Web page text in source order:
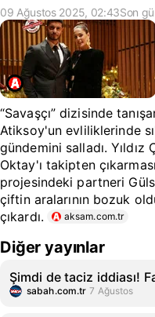
09 Ağustos 2025, 02:43Son
“Savaşçı” dizisinde
Atiksoy'un evliliklerinde
gündemini salladı.
Oktay'ı takipten
projesindeki partneri
çiftin aralarının bozuk
çıkardı.
aksam.com.tr
Diğer yayınlar
Şimdi de taciz iddiası!
sabah.com.tr 7 Ağustos